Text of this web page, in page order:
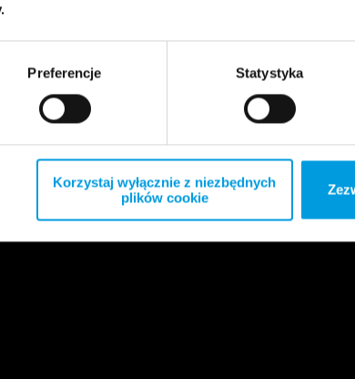
Preferencje Statystyka
Korzystaj wyłącznie z niezbędnych
plików cookie